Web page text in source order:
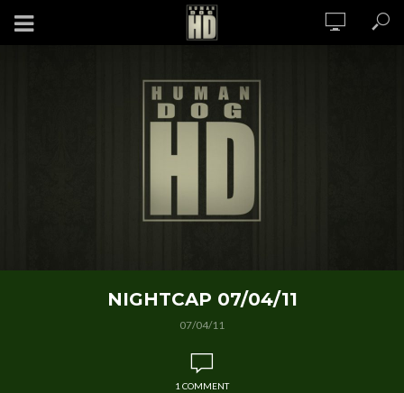
NIGHTCAP 07/04/11
07/04/11
1 COMMENT